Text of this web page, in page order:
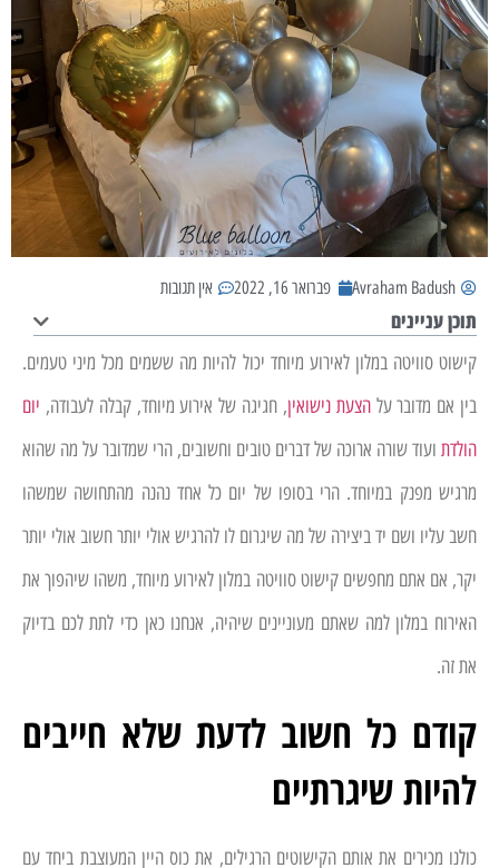
Avraham Badush פברואר 16, 2022 אין תגובות
תוכן עניינים
קישוט סוויטה במלון לאירוע מיוחד יכול להיות מה ששמים מכל מיני טעמים.
בין אם מדובר עלהצעת נישואין, חגיגה של אירוע מיוחד, קבלה לעבודה, יום
הולדת ועוד שורה ארוכה של דברים טובים וחשובים, הרי שמדובר על מה שהוא
מרגיש מפנק במיוחד. הרי בסופו של יום כל אחד נהנה מהתחושה שמשהו
חשב עליו ושם יד ביצירה של מה שיגרום לו להרגיש אולי יותר חשוב אולי יותר
יקר, אם אתם מחפשים קישוט סוויטה במלון לאירוע מיוחד, משהו שיהפוך את
האירוח במלון למה שאתם מעוניינים שיהיה, אנחנו כאן כדי לתת לכם בדיוק
את זה.
קודם כל חשוב לדעת שלא חייבים
להיות שיגרתיים
כולנו מכירים את אותם הקישוטים הרגילים, את כוס היין המעוצבת ביחד עם